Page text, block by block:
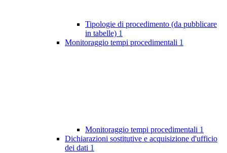
Tipologie di procedimento (da pubblicare
in tabelle) 1
Monitoraggio tempi procedimentali 1
Monitoraggio tempi procedimentali 1
Dichiarazioni sostitutive e acquisizione d'ufficio
dei dati 1